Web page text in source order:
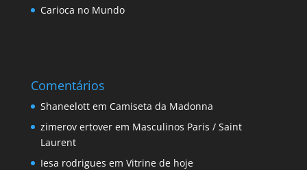
Carioca no Mundo
Comentários
Shaneelottem Camiseta da Madonna
zimerov ertoverem Masculinos Paris / Saint
Laurent
Iesa rodrigues em Vitrine de hoje